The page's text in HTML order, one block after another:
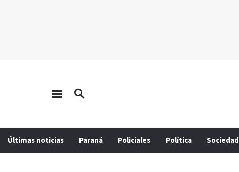
Últimas noticias Paraná Policiales Política Sociedad